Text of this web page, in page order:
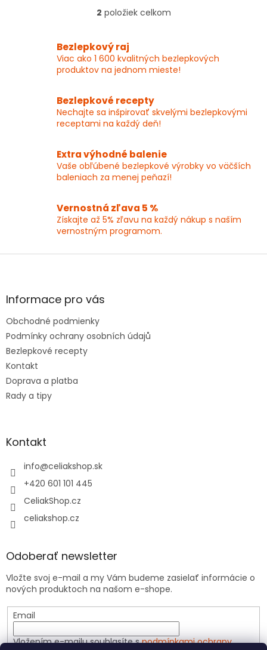
jednoduchá príprava.
alternatíva klasických
cestovín.
O
á
d
a
i
e
p
r
k
y
v
ý
i
s
u
2 položiek celkom
Bezlepkový raj
Viac ako 1 600 kvalitných bezlepkových
produktov na jednom mieste!
Bezlepkové recepty
Nechajte sa inšpirovať skvelými bezlepkovými
receptami na každý deň!
Extra výhodné balenie
Vaše obľúbené bezlepkové výrobky vo väčších
baleniach za menej peňazí!
Vernostná zľava 5 %
Získajte až 5% zľavu na každý nákup s naším
vernostným programom.
Z
ä
e
Informace pro vás
Obchodné podmienky
Podmínky ochrany osobních údajů
Bezlepkové recepty
Kontakt
Doprava a platba
Rady a tipy
Kontakt
info@celiakshop.sk
+420 601 101 445
CeliakShop.cz
celiakshop.cz
Odoberať newsletter
Vložte svoj e-mail a my Vám budeme zasielať informácie o
nových produktoch na našom e-shope.
Email
Vložením e-mailu souhlasíte spodmínkami ochrany